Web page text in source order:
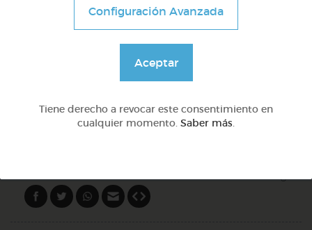
2º Primaria (7-8 años)
Lo más sano en la cocina y 2 fábulas de esopo
@Webparaelespanol
Configuración Avanzada
Aceptar
Tiene derecho a revocar este consentimiento en
cualquier momento. Saber más.